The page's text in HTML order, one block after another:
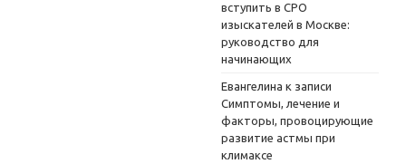
вступить в СРО
изыскателей в Москве:
руководство для
начинающих
Евангелина к записи
Симптомы, лечение и
факторы, провоцирующие
развитие астмы при
климаксе